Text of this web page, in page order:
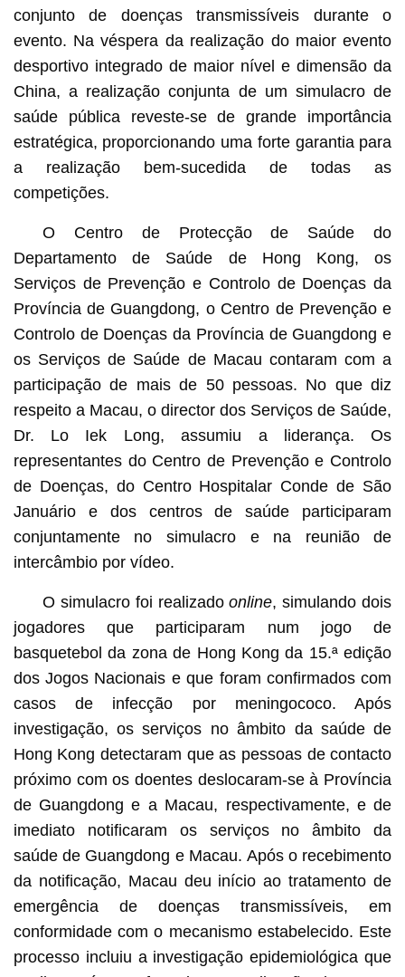
conjunto de doenças transmissíveis durante o
evento. Na véspera da realização do maior evento
desportivo integrado de maior nível e dimensão da
China, a realização conjunta de um simulacro de
saúde pública reveste-se de grande importância
estratégica, proporcionando uma forte garantia para
a realização bem-sucedida de todas as
competições.
O Centro de Protecção de Saúde do
Departamento de Saúde de Hong Kong, os
Serviços de Prevenção e Controlo de Doenças da
Província de Guangdong, o Centro de Prevenção e
Controlo de Doenças da Província de Guangdong e
os Serviços de Saúde de Macau contaram com a
participação de mais de 50 pessoas. No que diz
respeito a Macau, o director dos Serviços de Saúde,
Dr. Lo Iek Long, assumiu a liderança. Os
representantes do Centro de Prevenção e Controlo
de Doenças, do Centro Hospitalar Conde de São
Januário e dos centros de saúde participaram
conjuntamente no simulacro e na reunião de
intercâmbio por vídeo.
O simulacro foi realizadoonline, simulando dois
jogadores que participaram num jogo de
basquetebol da zona de Hong Kong da 15.ª edição
dos Jogos Nacionais e que foram confirmados com
casos de infecção por meningococo. Após
investigação, os serviços no âmbito da saúde de
Hong Kong detectaram que as pessoas de contacto
próximo com os doentes deslocaram-se à Província
de Guangdong e a Macau, respectivamente, e de
imediato notificaram os serviços no âmbito da
saúde de Guangdong e Macau. Após o recebimento
da notificação, Macau deu início ao tratamento de
emergência de doenças transmissíveis, em
conformidade com o mecanismo estabelecido. Este
processo incluiu a investigação epidemiológica que